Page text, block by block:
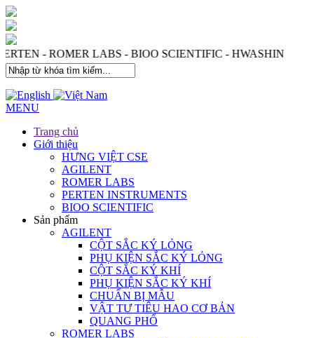
- ROMER LABS - BIOO SCIENTIFIC - HWASHIN
MENU
Trang chủ
Giới thiệu
HƯNG VIỆT CSE
AGILENT
ROMER LABS
PERTEN INSTRUMENTS
BIOO SCIENTIFIC
Sản phẩm
AGILENT
CỘT SẮC KÝ LỎNG
PHỤ KIỆN SẮC KÝ LỎNG
CỘT SẮC KÝ KHÍ
PHỤ KIỆN SẮC KÝ KHÍ
CHUẨN BỊ MẪU
VẬT TƯ TIÊU HAO CƠ BẢN
QUANG PHỔ
ROMER LABS